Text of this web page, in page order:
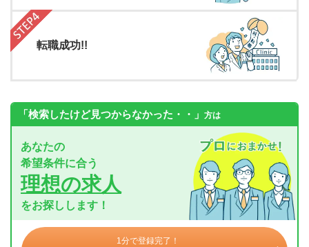
転職成功!!
「検索したけど見つからなかった・・」 方は
あなたの
希望条件に合う
理想の求人
をお探しします！
1分で登録完了！